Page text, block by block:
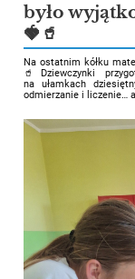
było
🍓🥤
Na ostatnim kółku
🥤 Dziewczynki
na ułamkach
odmierzanie i liczenie…